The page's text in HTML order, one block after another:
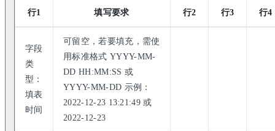
行1 填写要求 行2 行3 行4
字段
类
型：
填表
时间
可留空，若要填充，需使
用标准格式 YYYY-MM-
DD HH:MM:SS 或
YYYY-MM-DD 示例：
2022-12-23 13:21:49 或
2022-12-23